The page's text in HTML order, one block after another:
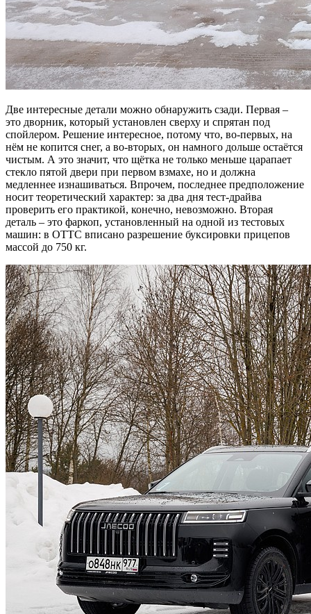
Две интересные детали можно обнаружить сзади. Первая –
это дворник, который установлен сверху и спрятан под
спойлером. Решение интересное, потому что, во-первых, на
нём не копится снег, а во-вторых, он намного дольше остаётся
чистым. А это значит, что щётка не только меньше царапает
стекло пятой двери при первом взмахе, но и должна
медленнее изнашиваться. Впрочем, последнее предположение
носит теоретический характер: за два дня тест-драйва
проверить его практикой, конечно, невозможно. Вторая
деталь – это фаркоп, установленный на одной из тестовых
машин: в ОТТС вписано разрешение буксировки прицепов
массой до 750 кг.